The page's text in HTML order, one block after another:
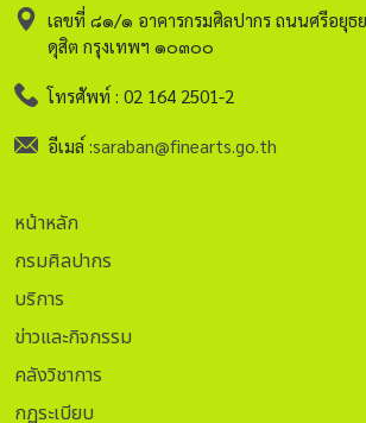
เลขที่ ๘๑/๑ อาคารกรมศิลปากร ถนนศรีอยุธ
ดุสิต กรุงเทพฯ ๑๐๓๐๐
โทรศัพท์ : 02 164 2501-2
อีเมล์ :saraban@finearts.go.th
หน้าหลัก
กรมศิลปากร
บริการ
ข่าวและกิจกรรม
คลังวิชาการ
กฏระเบียบ